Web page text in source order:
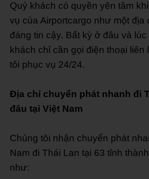
Quý khách có quyền yên tâm
vụ của Airportcargo như một địa
đáng tin cậy. Bất kỳ ở đâu và lúc
khách chỉ cần gọi điện thoại liên
tôi phục vụ 24/24.
Địa chỉ chuyển phát nhanh đi
đâu tại Việt Nam
Chúng tôi nhận chuyển phát
Nam đi Thái Lan tại 63 tỉnh
như: